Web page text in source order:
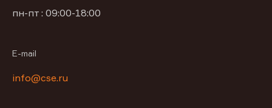
пн-пт : 09:00-18:00
E-mail
info@cse.ru